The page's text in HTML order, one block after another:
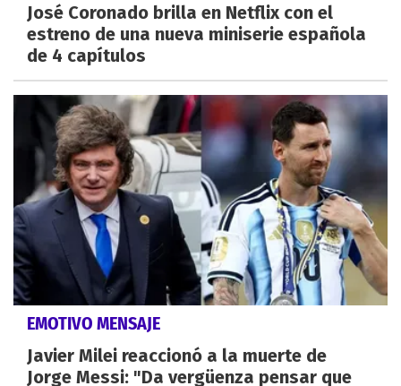
José Coronado brilla en Netflix con el
estreno de una nueva miniserie española
de 4 capítulos
EMOTIVO MENSAJE
Javier Milei reaccionó a la muerte de
Jorge Messi: "Da vergüenza pensar que